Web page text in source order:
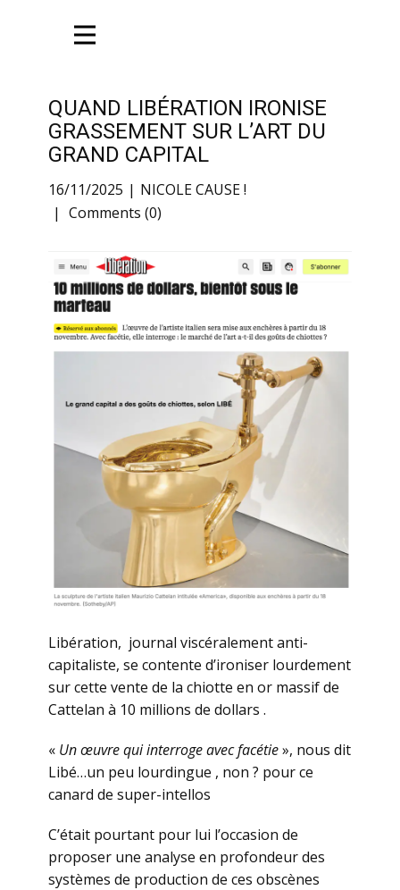
QUAND LIBÉRATION IRONISE
GRASSEMENT SUR L’ART DU
GRAND CAPITAL
16/11/2025
NICOLE CAUSE !
Comments (0)
Libération, journal viscéralement anti-
capitaliste, se contente d’ironiser lourdement
sur cette vente de la chiotte en or massif de
Cattelan à 10 millions de dollars .
« Un œuvre qui interroge avec facétie», nous dit
Libé…un peu lourdingue , non ? pour ce
canard de super-intellos
C’était pourtant pour lui l’occasion de
proposer une analyse en profondeur des
systèmes de production de ces obscènes